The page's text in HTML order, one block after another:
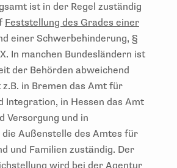
ist in der Regel zuständig
Feststellung des Grades einer
einer Schwerbehinderung, §
In manchen Bundesländern ist
der Behörden abweichend
in Bremen das Amt für
Integration, in Hessen das Amt
Versorgung und in
die Außenstelle des Amtes für
und Familien zuständig. Der